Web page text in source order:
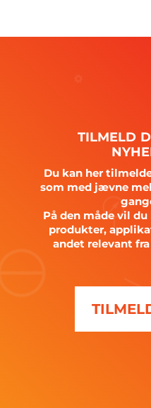
TILMELD
Du kan her
som med jævne
På den måde vil
produkter,
andet relevant fra